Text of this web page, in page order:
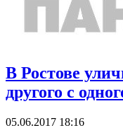
В Ростове
другого с
05.06.2017 18:16